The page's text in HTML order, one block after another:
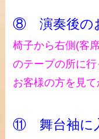
⑧ 演奏後の
椅子から右側(客
のテープの所に行
お客様の方を見て
⑪ 舞台袖に